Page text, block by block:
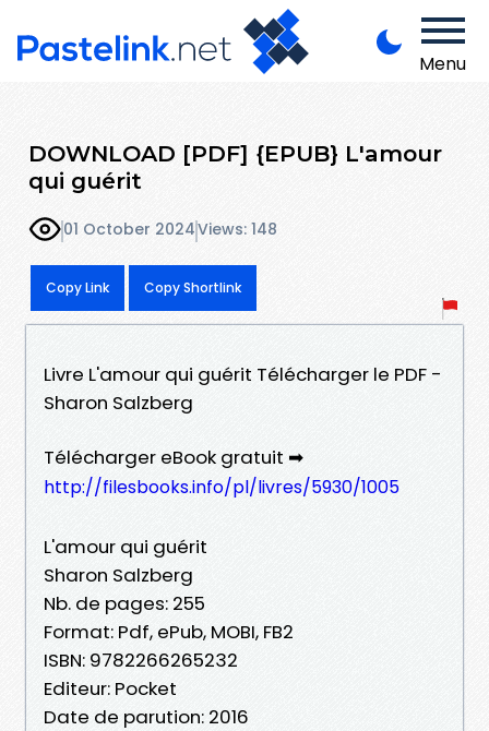
Menu
DOWNLOAD [PDF] {EPUB} L'amour
qui guérit
01 October 2024Views: 148
Copy Link Copy Shortlink
Livre L'amour qui guérit Télécharger le PDF -
Sharon Salzberg
Télécharger eBook gratuit ➡
http://filesbooks.info/pl/livres/5930/1005
L'amour qui guérit
Sharon Salzberg
Nb. de pages: 255
Format: Pdf, ePub, MOBI, FB2
ISBN: 9782266265232
Editeur: Pocket
Date de parution: 2016